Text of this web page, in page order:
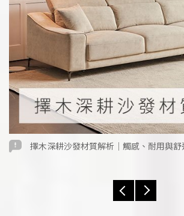
擇木深耕沙發材質解析｜觸感、耐用與